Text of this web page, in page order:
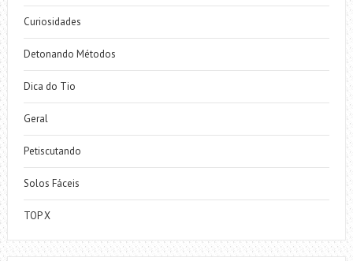
Curiosidades
Detonando Métodos
Dica do Tio
Geral
Petiscutando
Solos Fáceis
TOP X